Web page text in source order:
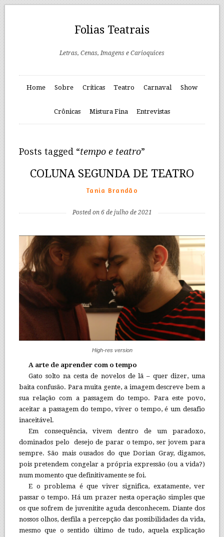
Folias Teatrais
Letras, Cenas, Imagens e Carioquices
Home Sobre Críticas Teatro Carnaval Show
Crônicas Mistura Fina Entrevistas
Posts tagged “tempo e teatro”
COLUNA SEGUNDA DE TEATRO
Tania Brandão
Posted on 6 de julho de 2021
High-res version
A arte de aprender com o tempo
Gato solto na cesta de novelos de lã – quer dizer, uma
baita confusão. Para muita gente, a imagem descreve bem a
sua relação com a passagem do tempo. Para este povo,
aceitar a passagem do tempo, viver o tempo, é um desafio
inaceitável.
Em consequência, vivem dentro de um paradoxo,
dominados pelo desejo de parar o tempo, ser jovem para
sempre. São mais ousados do que Dorian Gray, digamos,
pois pretendem congelar a própria expressão (ou a vida?)
num momento que definitivamente se foi.
E o problema é que viver significa, exatamente, ver
passar o tempo. Há um prazer nesta operação simples que
os que sofrem de juvenitite aguda desconhecem. Diante dos
nossos olhos, desfila a percepção das possibilidades da vida,
mesmo que o sentido último de tudo, aquela explicação